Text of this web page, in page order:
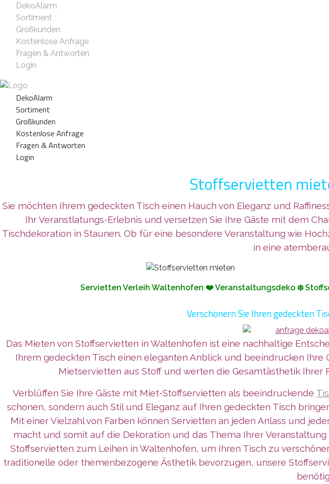
DekoAlarm
Sortiment
Großkunden
Kostenlose Anfrage
Fragen & Antworten
Login
DekoAlarm
Sortiment
Großkunden
Kostenlose Anfrage
Fragen & Antworten
Login
Stoffservietten
Sie möchten Ihrem gedeckten Tisch einen Hauch von Eleganz und
Ihr Veranstlatungs-Erlebnis und versetzen Sie Ihre Gäste mit dem
Tischdekoration in Staunen. Ob für eine besondere Veranstaltung wie
in eine
Servietten Verleih Waltenhofen ❤️ Veranstaltungsdeko ❄️
Verschönern Sie Ihren gedeckten
Das Mieten von Stoffservietten in Waltenhofen ist eine nachhaltige
Ihrem gedeckten Tisch einen eleganten Anblick und beeindrucken
Mietservietten aus Stoff und werten die Gesamtästhetik Ihrer
Verblüffen Sie Ihre Gäste mit Miet-Stoffservietten als beeindruckende
schonen, sondern auch Stil und Eleganz auf Ihren gedeckten Tisch
Mit einer Vielzahl von Farben können Servietten an jeden Anlass und
macht und somit auf die Dekoration und das Thema Ihrer
Stoffservietten zum Leihen in Waltenhofen, um Ihren Tisch zu
traditionelle oder themenbezogene Ästhetik bevorzugen, unsere